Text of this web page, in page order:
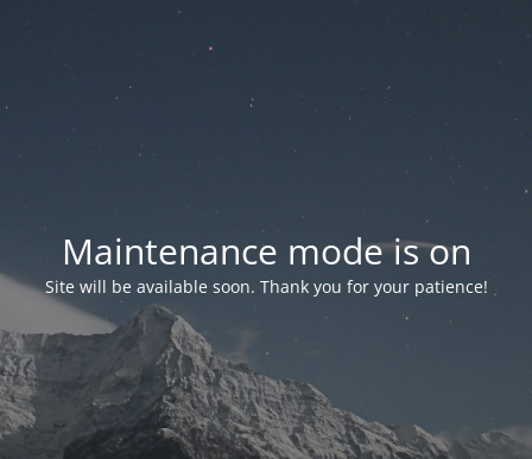
Maintenance mode is on
Site will be available soon. Thank you for your patience!